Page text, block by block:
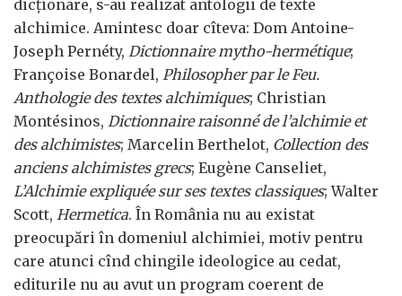
dicționare, s-au realizat antologii de texte
alchimice. Amintesc doar cîteva: Dom Antoine-
Joseph Pernéty, Dictionnaire mytho-hermétique;
Françoise Bonardel, Philosopher par le Feu.
Anthologie des textes alchimiques; Christian
Montésinos, Dictionnaire raisonné de l’alchimie et
des alchimistes; Marcelin Berthelot, Collection des
anciens alchimistes grecs; Eugène Canseliet,
L’Alchimie expliquée sur ses textes classiques; Walter
Scott, Hermetica. În România nu au existat
preocupări în domeniul alchimiei, motiv pentru
care atunci cînd chingile ideologice au cedat,
editurile nu au avut un program coerent de